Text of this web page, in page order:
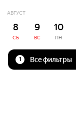
АВГУСТ
8
СБ
9
ВС
10
ПН
1 Все фильтры